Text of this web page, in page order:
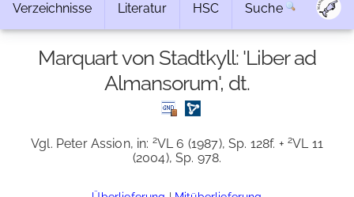
Verzeichnisse Literatur HSC Suche
Marquart von Stadtkyll: 'Liber ad
Almansorum', dt.
Vgl. Peter Assion, in: 2VL 6 (1987), Sp. 128f. + 2VL 11
(2004), Sp. 978.